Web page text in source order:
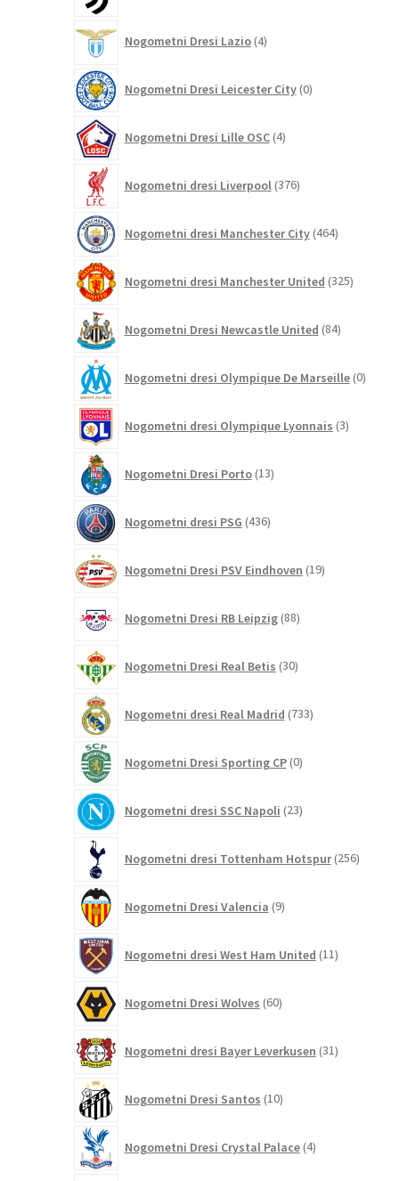
Nogometni Dresi Lazio 4izdelki
Nogometni Dresi Leicester City 0izdelkov
Nogometni Dresi Lille OSC 4izdelki
Nogometni dresi Liverpool 376izdelkov
Nogometni dresi Manchester City 464izdelkov
Nogometni dresi Manchester United 325izdelkov
Nogometni Dresi Newcastle United 84izdelkov
Nogometni dresi Olympique De Marseille 0
Nogometni dresi Olympique Lyonnais 3izdelki
Nogometni Dresi Porto 13izdelkov
Nogometni dresi PSG 436izdelkov
Nogometni Dresi PSV Eindhoven 19izdelkov
Nogometni Dresi RB Leipzig 88izdelkov
Nogometni Dresi Real Betis 30izdelkov
Nogometni dresi Real Madrid 733izdelkov
Nogometni Dresi Sporting CP 0izdelkov
Nogometni dresi SSC Napoli 23izdelkov
Nogometni dresi Tottenham Hotspur 256
Nogometni Dresi Valencia 9izdelkov
Nogometni dresi West Ham United 11izdelkov
Nogometni Dresi Wolves 60izdelkov
Nogometni dresi Bayer Leverkusen 31izdelkov
Nogometni Dresi Santos 10izdelkov
Nogometni Dresi Crystal Palace 4izdelki